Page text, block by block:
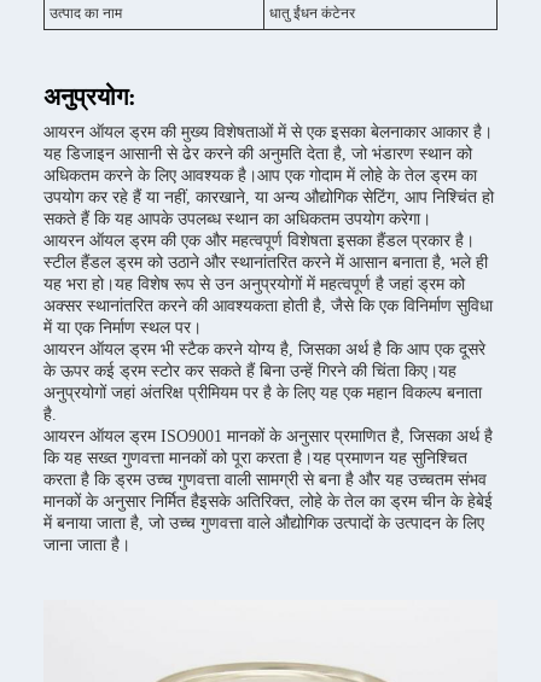
उत्पाद का नाम
धातु ईंधन कंटेनर
अनुप्रयोग:
आयरन ऑयल ड्रम की मुख्य विशेषताओं में से एक इसका बेलनाकार आकार है।
यह डिजाइन आसानी से ढेर करने की अनुमति देता है, जो भंडारण स्थान को
अधिकतम करने के लिए आवश्यक है।आप एक गोदाम में लोहे के तेल ड्रम का
उपयोग कर रहे हैं या नहीं, कारखाने, या अन्य औद्योगिक सेटिंग, आप निश्चिंत हो
सकते हैं कि यह आपके उपलब्ध स्थान का अधिकतम उपयोग करेगा।
आयरन ऑयल ड्रम की एक और महत्वपूर्ण विशेषता इसका हैंडल प्रकार है।
स्टील हैंडल ड्रम को उठाने और स्थानांतरित करने में आसान बनाता है, भले ही
यह भरा हो।यह विशेष रूप से उन अनुप्रयोगों में महत्वपूर्ण है जहां ड्रम को
अक्सर स्थानांतरित करने की आवश्यकता होती है, जैसे कि एक विनिर्माण सुविधा
में या एक निर्माण स्थल पर।
आयरन ऑयल ड्रम भी स्टैक करने योग्य है, जिसका अर्थ है कि आप एक दूसरे
के ऊपर कई ड्रम स्टोर कर सकते हैं बिना उन्हें गिरने की चिंता किए।यह
अनुप्रयोगों जहां अंतरिक्ष प्रीमियम पर है के लिए यह एक महान विकल्प बनाता
है.
आयरन ऑयल ड्रम ISO9001 मानकों के अनुसार प्रमाणित है, जिसका अर्थ है
कि यह सख्त गुणवत्ता मानकों को पूरा करता है।यह प्रमाणन यह सुनिश्चित
करता है कि ड्रम उच्च गुणवत्ता वाली सामग्री से बना है और यह उच्चतम संभव
मानकों के अनुसार निर्मित हैइसके अतिरिक्त, लोहे के तेल का ड्रम चीन के हेबेई
में बनाया जाता है, जो उच्च गुणवत्ता वाले औद्योगिक उत्पादों के उत्पादन के लिए
जाना जाता है।